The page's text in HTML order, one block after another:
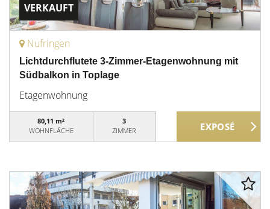
VERKAUFT
Nufringen
Lichtdurchflutete 3-Zimmer-Etagenwohnung mit
Südbalkon in Toplage
Etagenwohnung
80,11 m²
WOHNFLÄCHE
3
ZIMMER